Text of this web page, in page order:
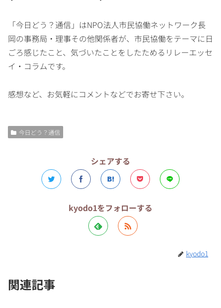
「今日どう？通信」はNPO法人市民協働ネットワーク長
岡の事務局・理事その他関係者が、市民協働をテーマに日
ごろ感じたこと、気づいたことをしたためるリレーエッセ
イ・コラムです。
感想など、お気軽にコメントなどでお寄せ下さい。
今日どう？通信
シェアする
kyodo1をフォローする
kyodo1
関連記事